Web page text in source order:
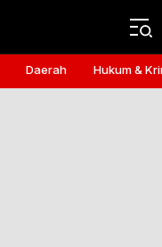
Daerah Hukum &